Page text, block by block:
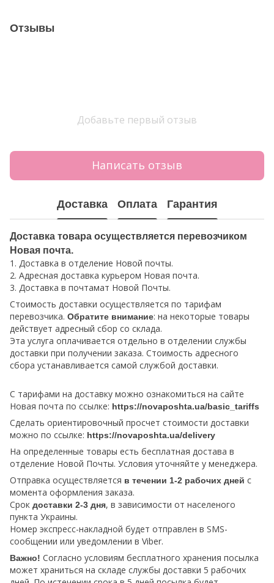
Отзывы
Добавьте первый отзыв
Написать отзыв
Доставка Оплата Гарантия
Доставка товара осуществляется перевозчиком
Новая почта.
1. Доставка в отделение Новой почты.
2. Адресная доставка курьером Новая почта.
3. Доставка в почтамат Новой Почты.
Стоимость доставки осуществляется по тарифам
перевозчика. Обратите внимание: на некоторые товары
действует адресный сбор со склада.
Эта услуга оплачивается отдельно в отделении службы
доставки при получении заказа. Стоимость адресного
сбора устанавливается самой службой доставки.
С тарифами на доставку можно ознакомиться на сайте
Новая почта по ссылке: https://novaposhta.ua/basic_tariffs
Сделать ориентировочный просчет стоимости доставки
можно по ссылке: https://novaposhta.ua/delivery
На определенные товары есть бесплатная достава в
отделение Новой Почты. Условия уточняйте у менеджера.
Отправка осуществляется в течении 1-2 рабочих дней с
момента оформления заказа.
Срок доставки 2-3 дня, в зависимости от населеного
пункта Украины.
Номер экспресс-накладной будет отправлен в SMS-
сообщении или уведомлении в Viber.
Важно! Согласно условиям бесплатного хранения посылка
может храниться на складе службы доставки 5 рабочих